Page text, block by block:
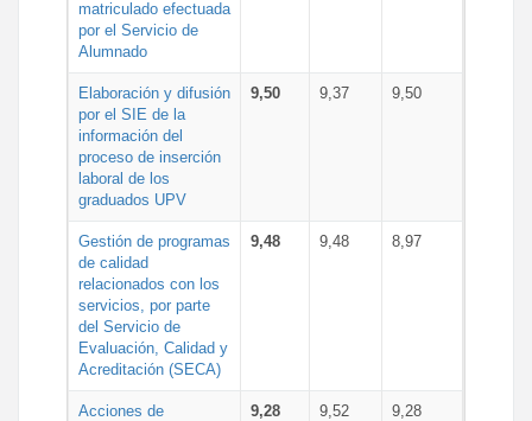
matriculado efectuada
por el Servicio de
Alumnado
Elaboración y difusión
por el SIE de la
información del
proceso de inserción
laboral de los
graduados UPV
9,50 9,37 9,50
Gestión de programas
de calidad
relacionados con los
servicios, por parte
del Servicio de
Evaluación, Calidad y
Acreditación (SECA)
9,48 9,48 8,97
Acciones de
9,28 9,52 9,28